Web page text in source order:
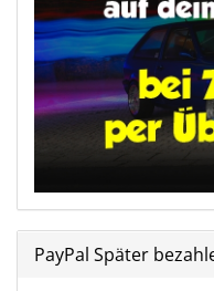
PayPal Später